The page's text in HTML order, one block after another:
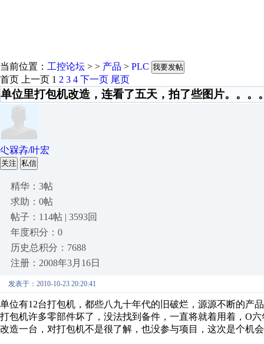
当前位置： 工控论坛 > > 产品 > PLC 我要发帖
首页 上一页 1 2 3 4 下一页 尾页
单位里打包机改造，连看了五天，拍了些图片。。。
尐槑孨/叶宏
关注 私信
精华：3帖
求助：0帖
帖子：114帖 | 3593回
年度积分：0
历史总积分：7688
注册：2008年3月16日
发表于：2010-10-23 20:20:41
单位有12台打包机，都些八九十年代的旧破烂，源源不断的产
打包机许多零部件坏了，没法找到备件，一直将就着用着，O
改造一台，对打包机不是很了解，也没参与项目，这次是个机